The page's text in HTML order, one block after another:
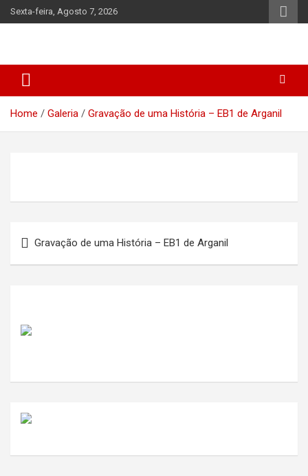
Skip
to
Sexta-feira, Agosto 7, 2026
Home Galeria Gravação de uma História – EB1 de Arganil
de
Gravação de uma História – EB1 de Arganil